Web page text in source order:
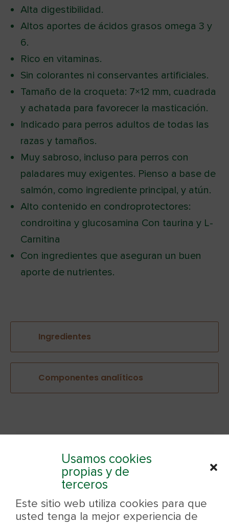
Usamos cookies
propias y de
terceros
Este sitio web utiliza cookies para que
usted tenga la mejor experiencia de
Alta digestibilidad.
Altos aportes de ácidos grasos omega 3 y
6.
Rico en vitaminas.
Sin colorantes ni conservantes artificiales.
Tamaño de la croqueta: 7×12 mm, cuadrada
y achatada para favorecer la masticación.
Indicado para perros adultos de todas las
razas y tamaños.
Muy sabroso, incluso para perros con
paladares muy exigentes. Pienso a base de
salmón, como ingrediente principal, y atún.
Alto contenido en condroprotectores:
condroitina y glucosamina Con taurina y L-
Carnitina
Con ingredientes que aseguran un buen
aporte de nutrientes.
Ingredientes
Componentes analíticos
¿Te ha gustado?